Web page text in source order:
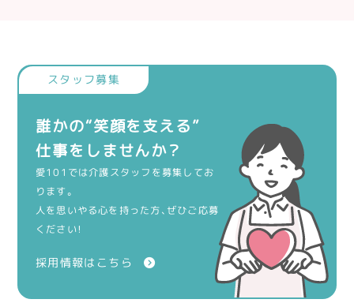
誰かの“笑顔を支える”
仕事をしませんか？
愛101では介護スタッフを募集してお
ります。
人を思いやる心を持った方、ぜひご応募
ください！
採用情報はこちら